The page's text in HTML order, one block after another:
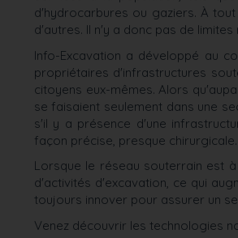
d'hydrocarbures ou gaziers. À
d'autres. Il n'y a donc pas de
Info-Excavation a développé au
propriétaires d'infrastructures
citoyens eux-mêmes. Alors
se faisaient seulement dans une
s'il y a présence d'une
façon précise, presque chirurgicale.
Lorsque le réseau souterrain est
d'activités d'excavation, ce qui
toujours innover pour assurer un
Venez découvrir les technologies